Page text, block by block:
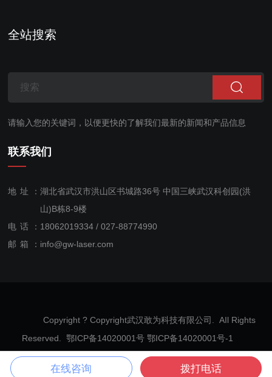
全站搜索
请输入您的关键词，以便更快的了解我们最新的新闻和产品信息
联系我们
地址： 湖北省武汉市洪山区书城路36号 中国三峡武汉科创园(洪
山)B栋8-9楼
电话： 18062019334 / 027-88774990
售后服
邮箱： info@gw-laser.com
Copyright ? Copyright武汉敢为科技有限公司. AIl Rights
Reserved. 鄂ICP备14020001号 鄂ICP备14020001号-1
网站地图
在线咨询 拨打电话